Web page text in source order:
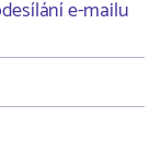
e-mailu